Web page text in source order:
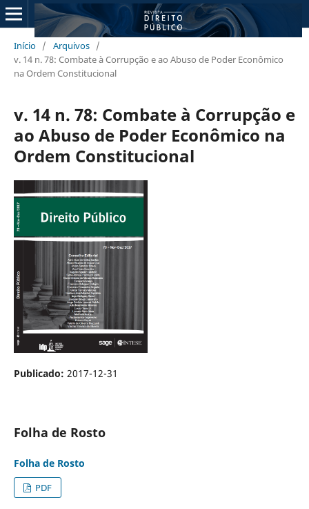
Início / Arquivos /
v. 14 n. 78: Combate à Corrupção e ao Abuso de Poder Econômico
na Ordem Constitucional
v. 14 n. 78: Combate à Corrupção e
ao Abuso de Poder Econômico na
Ordem Constitucional
Publicado: 2017-12-31
Folha de Rosto
Folha de Rosto
PDF